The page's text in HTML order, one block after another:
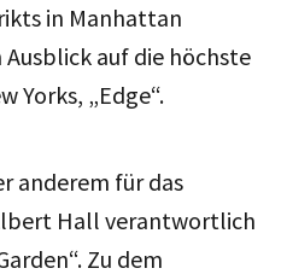
in Manhattan
auf die höchste
Yorks, „Edge“.
anderem für das
Hall verantwortlich
Zu dem